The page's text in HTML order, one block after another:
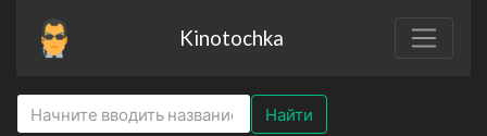
Kinotochka
Найти